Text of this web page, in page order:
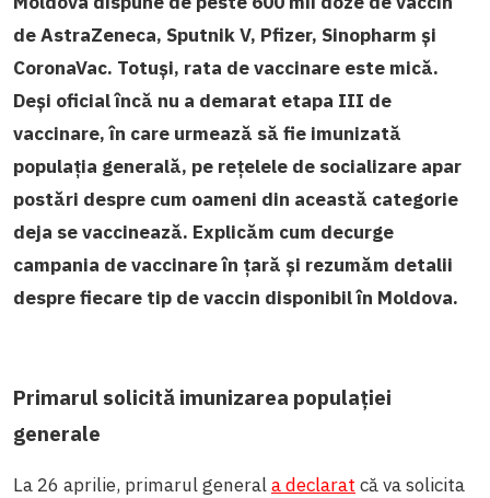
de AstraZeneca, Sputnik V, Pfizer, Sinopharm și
CoronaVac. Totuși, rata de vaccinare este mică.
Deși oficial încă nu a demarat etapa III de
vaccinare, în care urmează să fie imunizată
populația generală, pe rețelele de socializare apar
postări despre cum oameni din această categorie
deja se vaccinează. Explicăm cum decurge
campania de vaccinare în țară și rezumăm detalii
despre fiecare tip de vaccin disponibil în Moldova.
Primarul solicită imunizarea populației
generale
La 26 aprilie, primarul generala declarat că va solicita